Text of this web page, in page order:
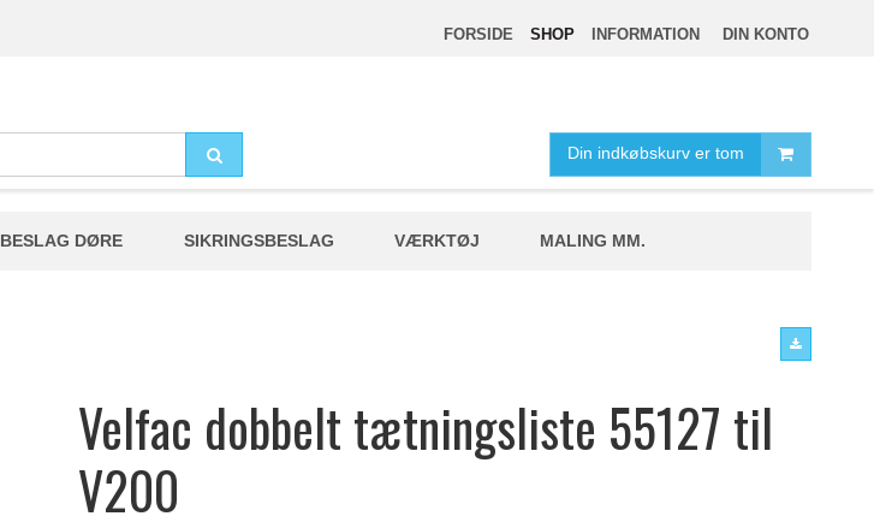
FORSIDE SHOP INFORMATION DIN KONTO
Din indkøbskurv er tom
BESLAG DØRE SIKRINGSBESLAG VÆRKTØJ MALING MM.
Velfac dobbelt tætningsliste 55127 til
V200